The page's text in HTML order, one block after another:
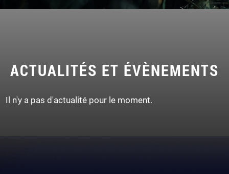
ACTUALITÉS ET ÉVÈNEMENTS
Il n'y a pas d'actualité pour le moment.